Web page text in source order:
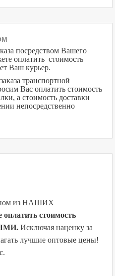
посредством Вашего
оплатить стоимость
Ваш курьер.
транспортной
Вас оплатить стоимость
а стоимость доставки
непосредственно
из НАШИХ
стоимость
Исключая наценку за
лучшие оптовые цены!